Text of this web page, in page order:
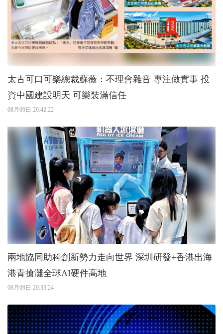
太古可口可樂總裁蘇薇：不理會雜音 專注做實事 投
資中國建設明天 可樂裝滿信任
08月09日 20:42:22
兩地協同助科創新勢力走向世界 深圳研發+香港出海
港青搶灘全球AI硬件高地
08月09日 20:33:24